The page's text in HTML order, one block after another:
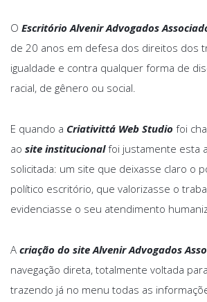
O Escritório Alvenir Advogados
de 20 anos em defesa dos direitos dos
igualdade e contra qualquer forma de
racial, de gênero ou social.
E quando a Criativittá Web Studio foi
ao site institucionalfoi justamente esta a
solicitada: um site que deixasse claro o
político escritório, que valorizasse o
evidenciasse o seu atendimento
A criação do site Alvenir Advogados
navegação direta, totalmente voltada
trazendo já no menu todas as